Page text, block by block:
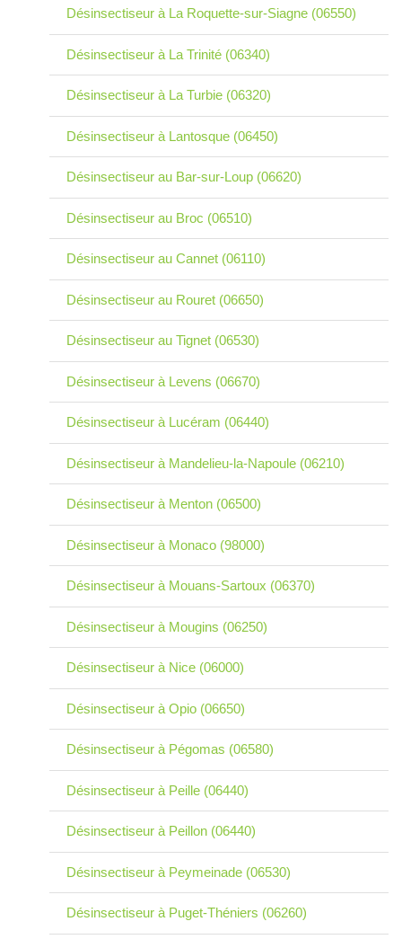
Désinsectiseur à La Roquette-sur-Siagne (06550)
Désinsectiseur à La Trinité (06340)
Désinsectiseur à La Turbie (06320)
Désinsectiseur à Lantosque (06450)
Désinsectiseur au Bar-sur-Loup (06620)
Désinsectiseur au Broc (06510)
Désinsectiseur au Cannet (06110)
Désinsectiseur au Rouret (06650)
Désinsectiseur au Tignet (06530)
Désinsectiseur à Levens (06670)
Désinsectiseur à Lucéram (06440)
Désinsectiseur à Mandelieu-la-Napoule (06210)
Désinsectiseur à Menton (06500)
Désinsectiseur à Monaco (98000)
Désinsectiseur à Mouans-Sartoux (06370)
Désinsectiseur à Mougins (06250)
Désinsectiseur à Nice (06000)
Désinsectiseur à Opio (06650)
Désinsectiseur à Pégomas (06580)
Désinsectiseur à Peille (06440)
Désinsectiseur à Peillon (06440)
Désinsectiseur à Peymeinade (06530)
Désinsectiseur à Puget-Théniers (06260)